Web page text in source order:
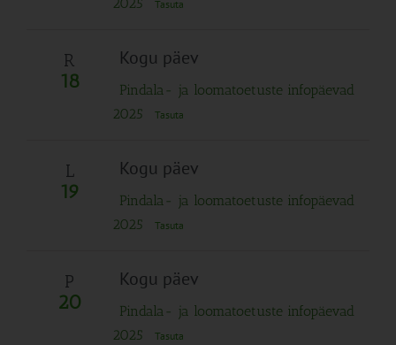
2025
Tasuta
R
18
Kogu päev
Pindala- ja loomatoetuste infopäevad
2025
Tasuta
L
19
Kogu päev
Pindala- ja loomatoetuste infopäevad
2025
Tasuta
P
20
Kogu päev
Pindala- ja loomatoetuste infopäevad
2025
Tasuta